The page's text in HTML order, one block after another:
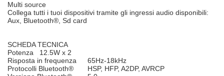
Multi source
Collega tutti i tuoi dispositivi tramite gli ingressi audio disponibili:
Aux, Bluetooth®, Sd card
SCHEDA TECNICA
Potenza
12.5W x 2
Risposta in frequenza
65Hz-18kHz
Protocolli Bluetooth®
HSP, HFP, A2DP, AVRCP